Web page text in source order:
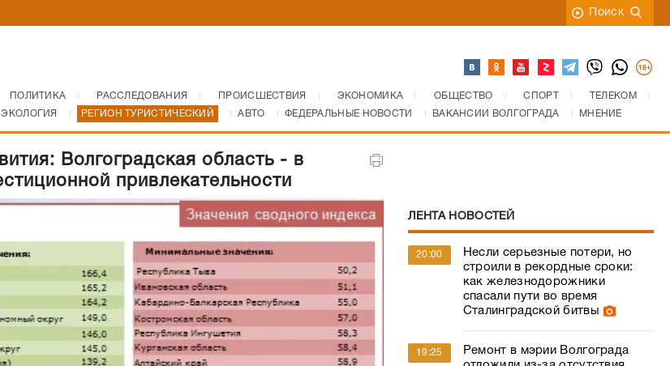
Поиск
ПОЛИТИКА РАССЛЕДОВАНИЯ ПРОИСШЕСТВИЯ ЭКОНОМИКА ОБЩЕСТВО СПОРТ
ТЕЛЕКОМ
ЭКОЛОГИЯ РЕГИОН ТУРИСТИЧЕСКИЙ АВТО ФЕДЕРАЛЬНЫЕ НОВОСТИ ВАКАНСИИ ВОЛГОГРАДА МНЕНИЕ
Волгоградская область - в
привлекательности
ЛЕНТА НОВОСТЕЙ
20:00
Несли серьезные потери, но
строили в рекордные сроки:
как железнодорожники
спасали пути во время
Сталинградской битвы
19:25
Ремонт в мэрии Волгограда